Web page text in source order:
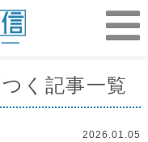
く記事一覧
2026.01.05